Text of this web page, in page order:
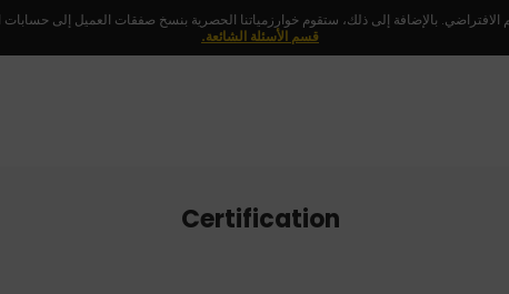
بالإضافة إلى ذلك، ستقوم خوارزمياتنا الحصرية بنسخ صفقات العميل إلى حسابات
قسم الأسئلة الشائعة.
Certification